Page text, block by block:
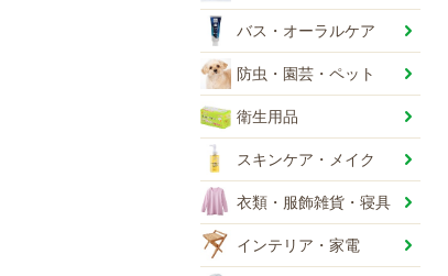
バス・オーラルケア
防虫・園芸・ペット
衛生用品
スキンケア・メイク
衣類・服飾雑貨・寝具
インテリア・家電